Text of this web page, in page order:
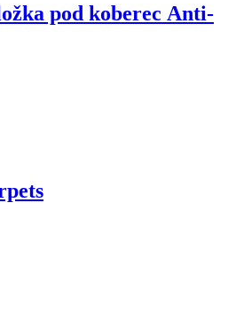
pod koberec Anti-